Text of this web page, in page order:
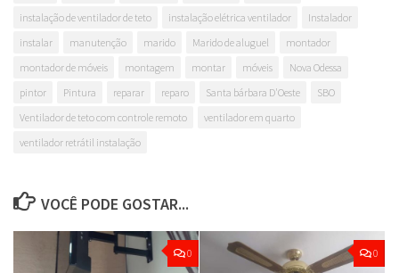
instalação de ventilador de teto
instalação elétrica ventilador
Instalador
instalar
manutenção marido Marido de aluguel
montador
montador de móveis
montagem montar móveis
Nova Odessa
pintor
Pintura reparar reparo Santa bárbara D'Oeste
SBO
Ventilador de teto com controle remoto
ventilador em quarto
ventilador retrátil instalação
VOCÊ PODE GOSTAR...
0 0